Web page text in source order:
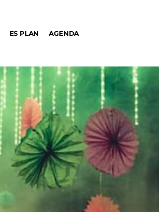
ES PLAN AGENDA